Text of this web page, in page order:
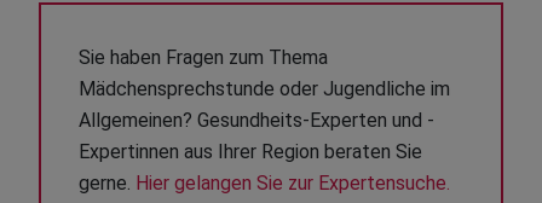
Sie haben Fragen zum Thema
Mädchensprechstunde oder Jugendliche im
Allgemeinen? Gesundheits-Experten und -
Expertinnen aus Ihrer Region beraten Sie
gerne. Hier gelangen Sie zur Expertensuche.